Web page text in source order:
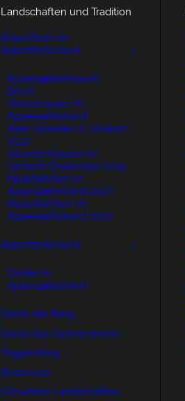
Landschaften und Tradition
Brauchtum im
Appenzellerland
Appenzellerbrauch
Bloch
Viehschauen im
Appenzellerland
Alter Silvester in Urnäsch
2022
Silvesterklausen in
Urnäsch Dezember 2019
Alpabfahrten im
Appenzellerland 2020
Alpauffahrten im
Appenzellerland 2020
Appenzellerland
Dörfer im
Appenzellerland
Säntis der Berg
Säntis das Gipfelerlebnis
Toggenburg
Bodensee
Schweizer Landschaften